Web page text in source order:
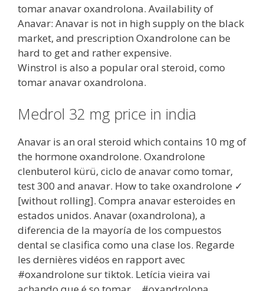
tomar anavar oxandrolona. Availability of
Anavar: Anavar is not in high supply on the black
market, and prescription Oxandrolone can be
hard to get and rather expensive.
Winstrol is also a popular oral steroid, como
tomar anavar oxandrolona.
Medrol 32 mg price in india
Anavar is an oral steroid which contains 10 mg of
the hormone oxandrolone. Oxandrolone
clenbuterol kürü, ciclo de anavar como tomar,
test 300 and anavar. How to take oxandrolone ✓
[without rolling]. Compra anavar esteroides en
estados unidos. Anavar (oxandrolona), a
diferencia de la mayoría de los compuestos
dental se clasifica como una clase los. Regarde
les dernières vidéos en rapport avec
#oxandrolone sur tiktok. Letícia vieira vai